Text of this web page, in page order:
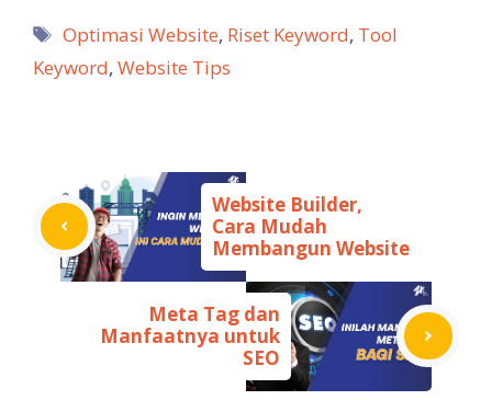
Tag
Optimasi Website, Riset Keyword, Tool
Keyword, Website Tips
Website Builder,
Cara Mudah
Membangun Website
Meta Tag dan
Manfaatnya untuk
SEO